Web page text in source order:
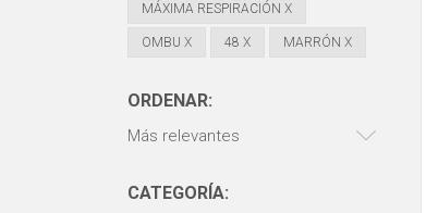
MÁXIMA RESPIRACIÓN X
OMBU X 48 X MARRÓN X
ORDENAR:
Más relevantes
CATEGORÍA: